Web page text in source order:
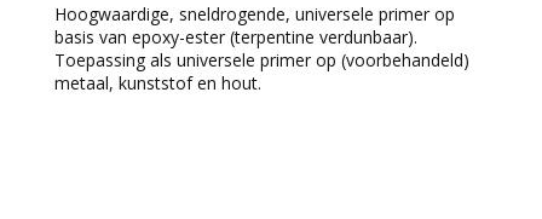
Hoogwaardige, sneldrogende, universele primer op
basis van epoxy-ester (terpentine verdunbaar).
Toepassing als universele primer op (voorbehandeld)
metaal, kunststof en hout.